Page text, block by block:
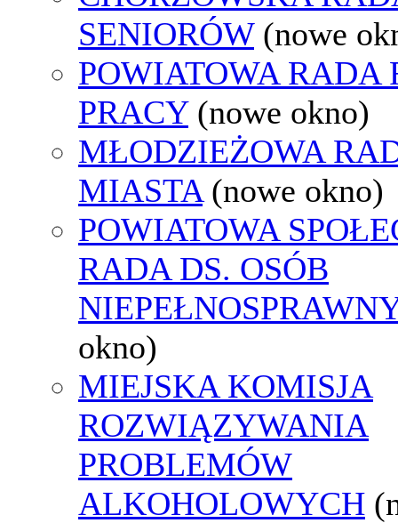
SENIORÓW (nowe
POWIATOWA RADA
PRACY (nowe okno)
MŁODZIEŻOWA
MIASTA (nowe okno)
POWIATOWA
RADA DS. OSÓB
okno)
MIEJSKA KOMISJA
ROZWIĄZYWANIA
PROBLEMÓW
ALKOHOLOWYCH